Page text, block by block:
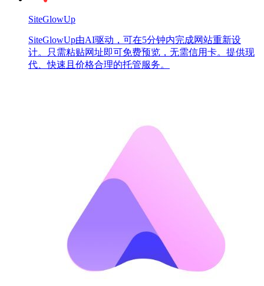
SiteGlowUp
SiteGlowUp由AI驱动，可在5分钟内完成网站重新设
计。只需粘贴网址即可免费预览，无需信用卡。提供现
代、快速且价格合理的托管服务。